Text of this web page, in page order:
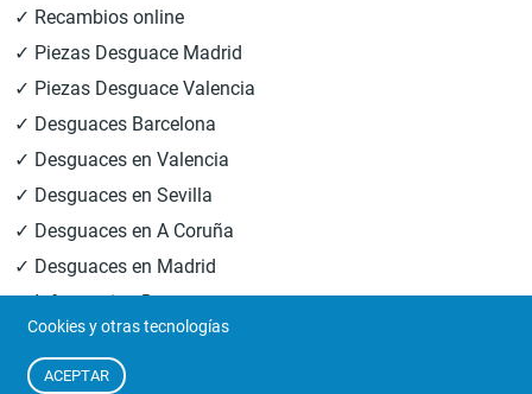
✓ Recambios online
✓ Piezas Desguace Madrid
✓ Piezas Desguace Valencia
✓ Desguaces Barcelona
✓ Desguaces en Valencia
✓ Desguaces en Sevilla
✓ Desguaces en A Coruña
✓ Desguaces en Madrid
✓ Informacion Desguaces
© 2026Central Desguaces Europiezas
Cookies y otras tecnologías
ACEPTAR